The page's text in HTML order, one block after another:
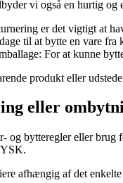
vi også en hurtig
er det vigtigt at
til at bytte en vare fra
For at kunne
produkt eller
eller
og bytteregler eller
afhængig af det